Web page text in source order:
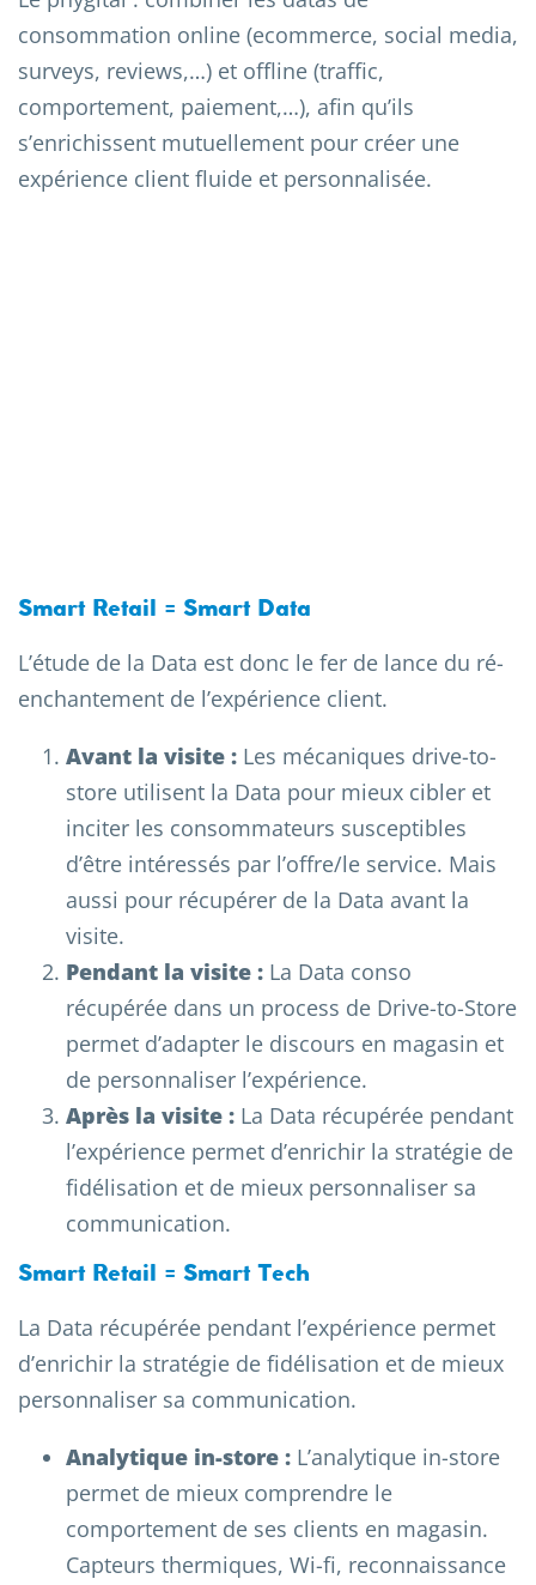
consommation online (ecommerce, social media,
surveys, reviews,…) et offline (traffic,
comportement, paiement,…), afin qu’ils
s’enrichissent mutuellement pour créer une
expérience client fluide et personnalisée.
Smart Retail = Smart Data
L’étude de la Data est donc le fer de lance du ré-
enchantement de l’expérience client.
Avant la visite : Les mécaniques drive-to-
store utilisent la Data pour mieux cibler et
inciter les consommateurs susceptibles
d’être intéressés par l’offre/le service. Mais
aussi pour récupérer de la Data avant la
visite.
Pendant la visite : La Data conso
récupérée dans un process de Drive-to-Store
permet d’adapter le discours en magasin et
de personnaliser l’expérience.
Après la visite : La Data récupérée pendant
l’expérience permet d’enrichir la stratégie de
fidélisation et de mieux personnaliser sa
communication.
Smart Retail = Smart Tech
La Data récupérée pendant l’expérience permet
d’enrichir la stratégie de fidélisation et de mieux
personnaliser sa communication.
Analytique in-store : L’analytique in-store
permet de mieux comprendre le
comportement de ses clients en magasin.
Capteurs thermiques, Wi-fi, reconnaissance